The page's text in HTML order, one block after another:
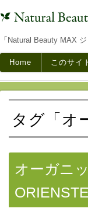
「Natural Beauty MAX
Home このサイ
タグ「オ
オーガニ